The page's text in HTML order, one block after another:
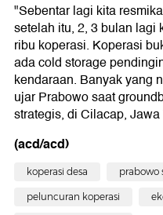
"Sebentar lagi kita
setelah itu, 2, 3 bulan lagi
ribu koperasi. Koperasi
ada cold storage
kendaraan. Banyak yang
ujar Prabowo saat
strategis, di Cilacap,
(acd/acd)
koperasi desa prabowo
peluncuran koperasi